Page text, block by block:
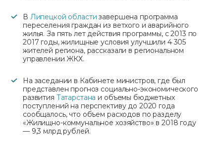
В Липецкой области завершена программа
переселения граждан из ветхого и аварийного
жилья. За пять лет действия программы, с 2013 по
2017 годы, жилищные условия улучшили 4 305
жителей региона, рассказали в региональном
управлении ЖКХ.
На заседании в Кабинете министров, где был
представлен прогноз социально-экономического
развития Татарстана и объемы бюджетных
поступлений на перспективу до 2020 года
сообщалось, что объем расходов по разделу
«Жилищно-коммунальное хозяйство» в 2018 году
— 9,3 млрд рублей.